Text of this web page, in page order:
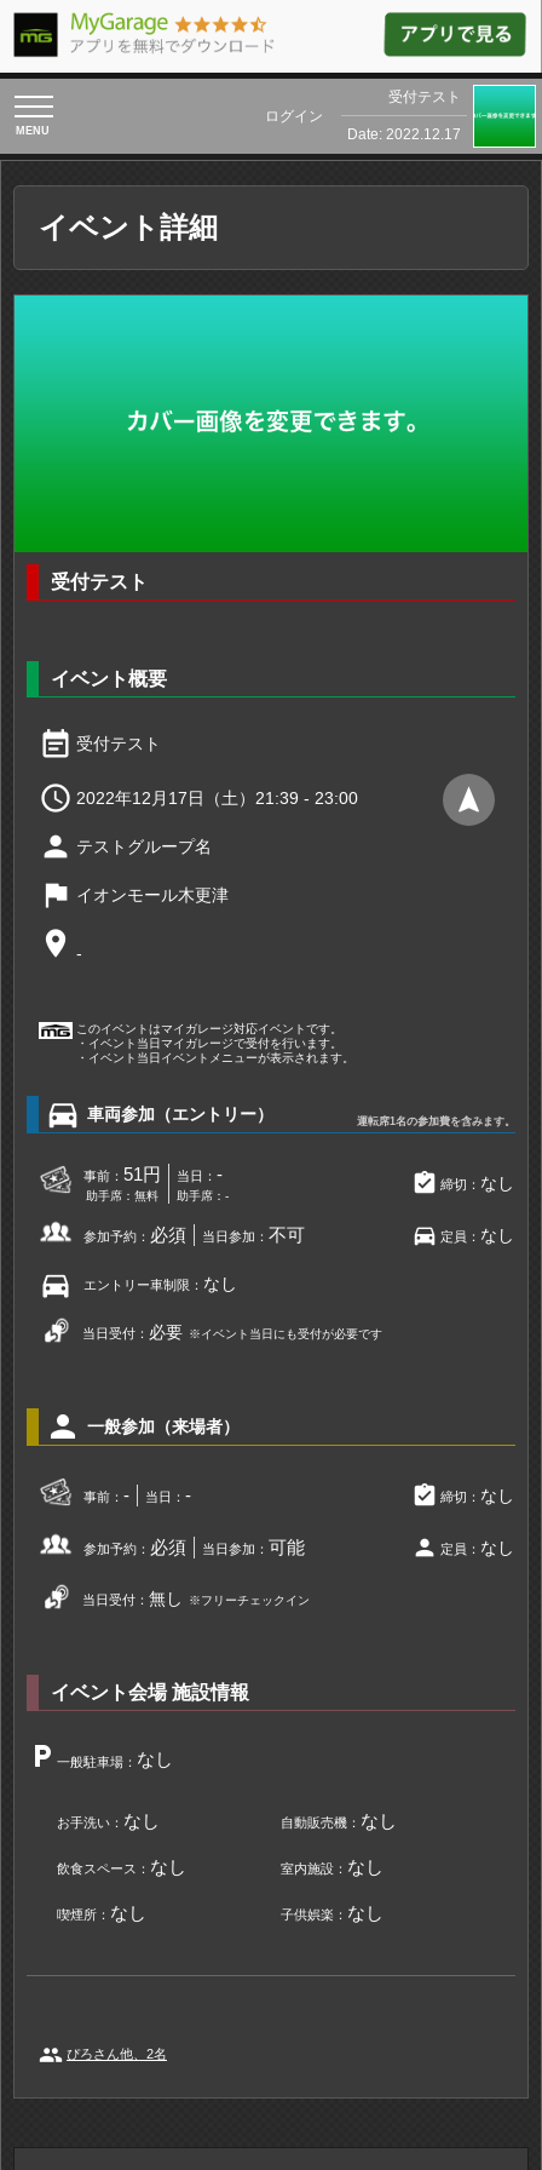
toggle
navigation
ログイン
受付テスト
Date: 2022.12.17
イベント詳細
受付テスト
イベント概要
event_note 受付テスト
 2022年12月17日（土）21:39 - 23:00
person テストグループ名
flag イオンモール木更津
place -
このイベントはマイガレージ対応イベントです。
・イベント当日マイガレージで受付を行います。
・イベント当日イベントメニューが表示されます。
navigation
directions_car 車両参加（エントリー） 運転席1名の参加費を含みます。
事前： 51円
助手席：無料
当日： -
助手席：- assignment_turned_in 締切： なし
参加予約： 必須 当日参加： 不可 directions_car 定員： なし
directions_car エントリー車制限： なし
当日受付： 必要 ※イベント当日にも受付が必要です
person 一般参加（来場者）
事前： - 当日： - assignment_turned_in 締切： なし
参加予約： 必須 当日参加： 可能 person 定員： なし
当日受付：無し ※フリーチェックイン
イベント会場 施設情報
local_parking 一般駐車場： なし
お手洗い： なし 自動販売機： なし
飲食スペース： なし 室内施設： なし
喫煙所： なし 子供娯楽： なし
people ぴろさん他、2名